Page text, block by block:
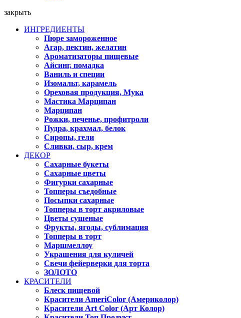
закрыть
ИНГРЕДИЕНТЫ
Пюре замороженное
Агар, пектин, желатин
Ароматизаторы пищевые
Айсинг, помадка
Ваниль и специи
Изомальт, карамель
Ореховая продукция, Мука
Мастика Марципан
Марципан
Рожки, печенье, профитроли
Пудра, крахмал, белок
Сиропы, гели
Сливки, сыр, крем
ДЕКОР
Сахарные букеты
Сахарные цветы
Фигурки сахарные
Топперы съедобные
Посыпки сахарные
Топперы в торт акриловые
Цветы сушеные
Фрукты, ягоды, сублимация
Топперы в торт
Маршмеллоу
Украшения для куличей
Свечи фейерверки для торта
ЗОЛОТО
КРАСИТЕЛИ
Блеск пищевой
Красители AmeriColor (Америколор)
Красители Art Color (Арт Колор)